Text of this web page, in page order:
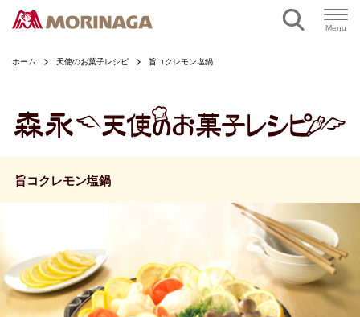
Menu
ホーム 天使のお菓子レシピ 旨コクレモン塩鍋
旨コクレモン塩鍋